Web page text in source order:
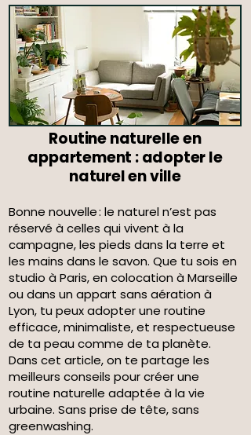
Routine naturelle en
appartement : adopter le
naturel en ville
Bonne nouvelle : le naturel n’est pas
réservé à celles qui vivent à la
campagne, les pieds dans la terre et
les mains dans le savon. Que tu sois en
studio à Paris, en colocation à Marseille
ou dans un appart sans aération à
Lyon, tu peux adopter une routine
efficace, minimaliste, et respectueuse
de ta peau comme de ta planète.
Dans cet article, on te partage les
meilleurs conseils pour créer une
routine naturelle adaptée à la vie
urbaine. Sans prise de tête, sans
greenwashing.